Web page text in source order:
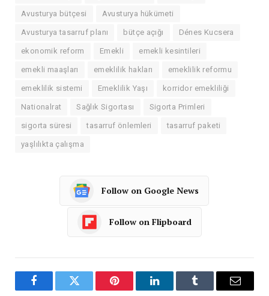
Avusturya bütçesi Avusturya hükümeti
Avusturya tasarruf planı bütçe açığı Dénes Kucsera
ekonomik reform Emekli emekli kesintileri
emekli maaşları emeklilik hakları emeklilik reformu
emeklilik sistemi Emeklilik Yaşı korridor emekliliği
Nationalrat Sağlık Sigortası Sigorta Primleri
sigorta süresi tasarruf önlemleri tasarruf paketi
yaşlılıkta çalışma
Follow on Google News
Follow on Flipboard
FacebookTwitter Pinterest LinkedInTumblr Email